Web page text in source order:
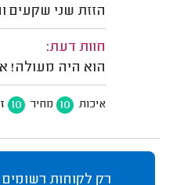
הזזת שני שקעים
חוות דעת:
הוא היה מעולה!
איכות 10 מחיר 10
רק לקוחות